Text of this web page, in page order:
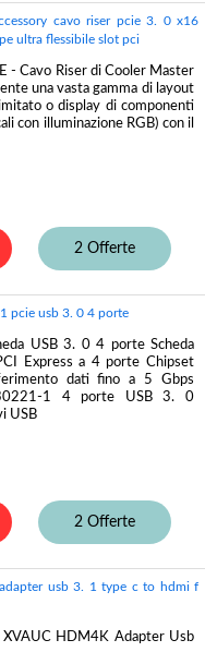
cavo riser pcie 3. 0 x16
ultra flessibile slot pci
- Cavo Riser di Cooler Master
una vasta gamma di layout
o display di componenti
con illuminazione RGB) con il
2 Offerte
pcie usb 3. 0 4 porte
USB 3. 0 4 porte Scheda
Express a 4 porte Chipset
dati fino a 5 Gbps
30221-1 4 porte USB 3. 0
USB
2 Offerte
usb 3. 1 type c to hdmi f
HDM4K Adapter Usb